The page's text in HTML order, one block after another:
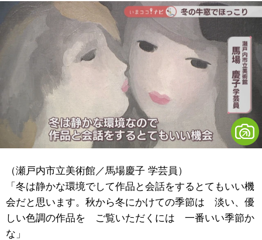
（瀬戸内市立美術館／馬場慶子 学芸員）
「冬は静かな環境でして作品と会話をするとてもいい機
会だと思います。秋から冬にかけての季節は 淡い、優
しい色調の作品を ご覧いただくには 一番いい季節か
な」